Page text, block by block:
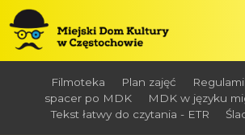
Filmoteka Plan zajęć
spacer po MDK
MDK w języku
Tekst łatwy do czytania - ETR